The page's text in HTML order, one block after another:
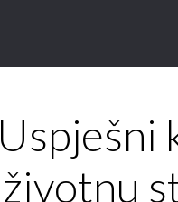
Uspješni
životnu